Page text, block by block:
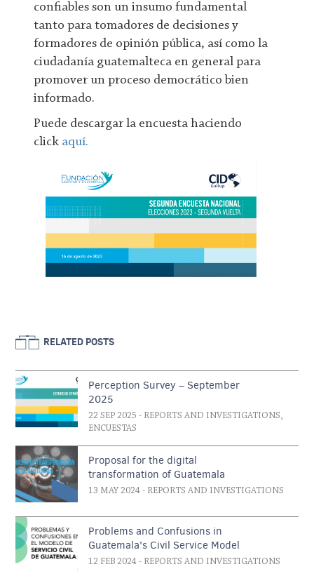
confiables son un insumo fundamental
tanto para tomadores de decisiones y
formadores de opinión pública, así como la
ciudadanía guatemalteca en general para
promover un proceso democrático bien
informado.
Puede descargar la encuesta haciendo
click aquí.
RELATED POSTS
Perception Survey – September
2025
22 SEP 2025 - REPORTS AND INVESTIGATIONS,
ENCUESTAS
Proposal for the digital
transformation of Guatemala
13 MAY 2024 - REPORTS AND INVESTIGATIONS
Problems and Confusions in
Guatemala's Civil Service Model
12 FEB 2024 - REPORTS AND INVESTIGATIONS